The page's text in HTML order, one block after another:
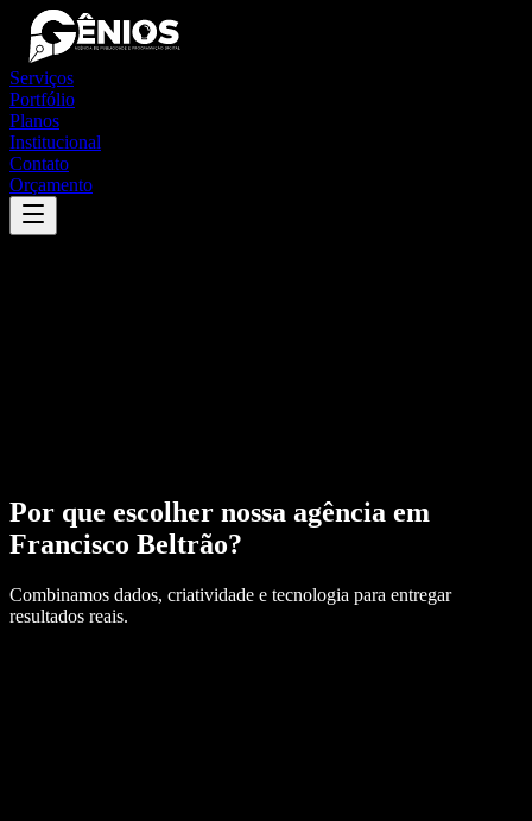
Serviços
Portfólio
Planos
Institucional
Contato
Orçamento
Por que escolher nossa agência em
Francisco Beltrão?
Combinamos dados, criatividade e tecnologia para entregar
resultados reais.